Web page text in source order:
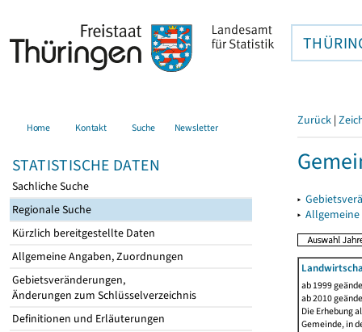
Home Kontakt Suche Newsletter
STATISTISCHE DATEN
Sachliche Suche
Regionale Suche
Kürzlich bereitgestellte Daten
Allgemeine Angaben, Zuordnungen
Gebietsveränderungen,
Änderungen zum Schlüsselverzeichnis
Definitionen und Erläuterungen
Zurück |
▸
▸
ab 1999
ab 2010
Die Erhebung
Gemeinde, in